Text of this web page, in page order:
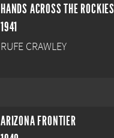
HANDS ACROSS THE ROCKIES
1941
RUFE CRAWLEY
ARIZONA FRONTIER